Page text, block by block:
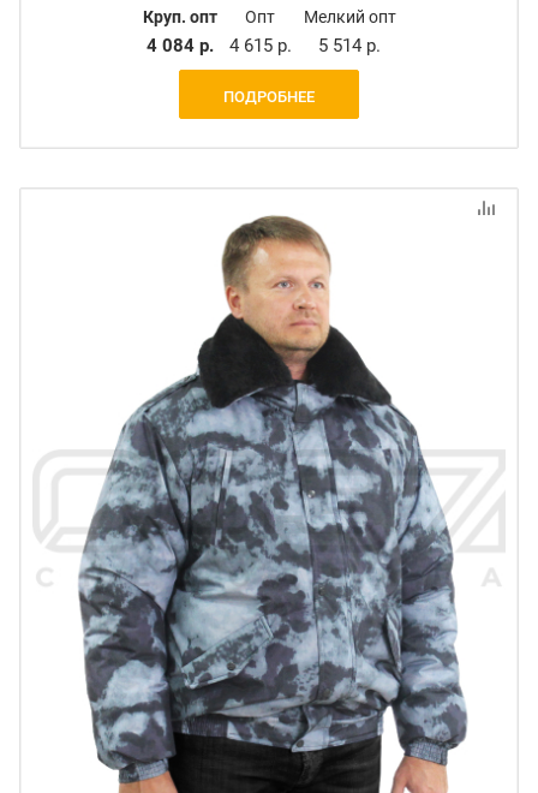
Круп. опт
4 084 р.
Опт
4 615 р.
Мелкий опт
5 514 р.
ПОДРОБНЕЕ